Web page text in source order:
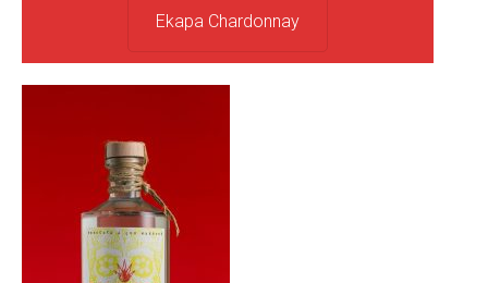
Ekapa Chardonnay